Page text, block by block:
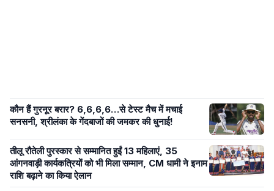
कौन हैं गुरनूर बरार? 6,6,6,6…से टेस्ट मैच में मचाई
सनसनी, श्रीलंका के गेंदबाजों की जमकर की धुनाई!
तीलू रौतेली पुरस्कार से सम्मानित हुईं 13 महिलाएं, 35
आंगनवाड़ी कार्यकत्रियों को भी मिला सम्मान, CM धामी ने इनाम
राशि बढ़ाने का किया ऐलान